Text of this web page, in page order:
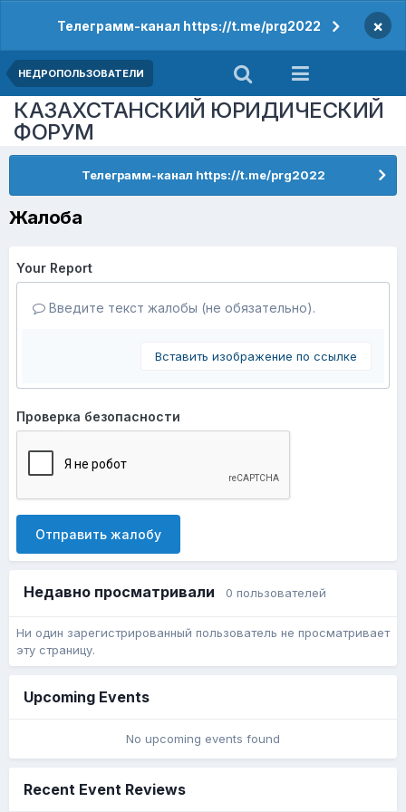
Телеграмм-канал https://t.me/prg2022 ×
НЕДРОПОЛЬЗОВАТЕЛИ
КАЗАХСТАНСКИЙ ЮРИДИЧЕСКИЙ
ФОРУМ
Телеграмм-канал https://t.me/prg2022
Жалоба
Your Report
Введите текст жалобы (не обязательно).
Вставить изображение по ссылке
Проверка безопасности
Отправить жалобу
Недавно просматривали 0 пользователей
Ни один зарегистрированный пользователь не просматривает
эту страницу.
Upcoming Events
No upcoming events found
Recent Event Reviews